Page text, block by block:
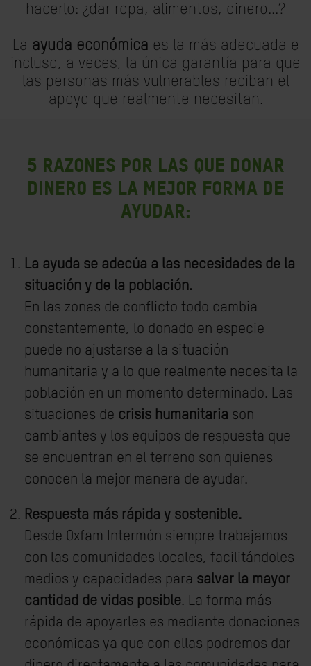
hacerlo: ¿dar ropa, alimentos, dinero...?
La ayuda económica es la más adecuada e
incluso, a veces, la única garantía para que
las personas más vulnerables reciban el
apoyo que realmente necesitan.
5 razones por las que donar
dinero es la mejor forma de
ayudar:
La ayuda se adecúa a las necesidades de la
situación y de la población.
En las zonas de conflicto todo cambia
constantemente, lo donado en especie
puede no ajustarse a la situación
humanitaria y a lo que realmente necesita la
población en un momento determinado. Las
situaciones de crisis humanitaria son
cambiantes y los equipos de respuesta que
se encuentran en el terreno son quienes
conocen la mejor manera de ayudar.
Respuesta más rápida y sostenible.
Desde Oxfam Intermón siempre trabajamos
con las comunidades locales, facilitándoles
medios y capacidades para salvar la mayor
cantidad de vidas posible. La forma más
rápida de apoyarles es mediante donaciones
económicas ya que con ellas podremos dar